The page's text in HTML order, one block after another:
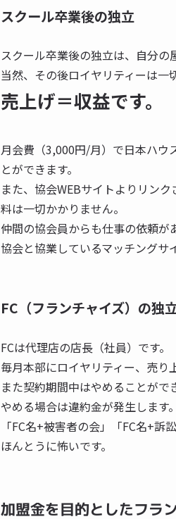
スクール卒業後の独立
スクール卒業後の独立は、自分の
当然、その後ロイヤリティーは一
売上げ＝収益です。
月会費（3,000円/月）で日本ハウ
とができます。
また、協会WEBサイトよりリン
料は一切かかりません。
仲間の協会員からも仕事の依頼が
協会と協業しているマッチングサ
FC（フランチャイズ）の独
FCは代理店の店長（社員）です。
毎月本部にロイヤリティー、売
また契約期間中はやめることがで
やめる場合は違約金が発生します
「FC名+被害者の会」「FC名+訴
ほんとうに怖いです。
加盟金を目的としたフラ